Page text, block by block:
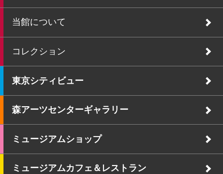
当館について
コレクション
東京シティビュー
森アーツセンターギャラリー
ミュージアムショップ
ミュージアムカフェ＆レストラン